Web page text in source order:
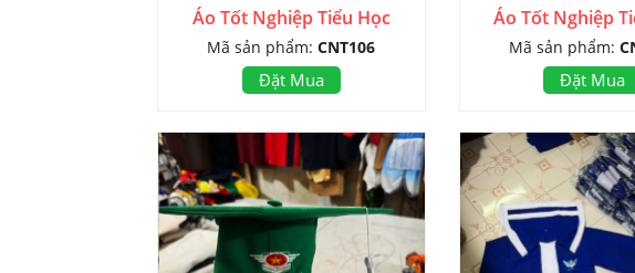
Áo Tốt Nghiệp Tiểu Học
Mã sản phẩm:CNT106
Đặt Mua
Áo Tốt Nghiệp
Mã sản phẩm:
Đặt Mua